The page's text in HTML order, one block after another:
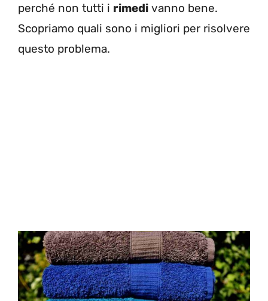
perché non tutti i rimedi vanno bene.
Scopriamo quali sono i migliori per risolvere
questo problema.